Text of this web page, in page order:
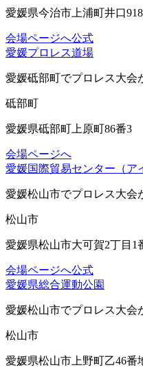
愛媛県今治市上浦町井口
会場ページへ公式
愛媛プロレス道場
愛媛砥部町でプロレス大会
砥部町
愛媛県砥部町上原町86番3
会場ページへ
愛媛国際貿易センター（ア
愛媛松山市でプロレス大会
松山市
愛媛県松山市大可賀2丁目1
会場ページへ公式
愛媛県総合運動公園
愛媛松山市でプロレス大会
松山市
愛媛県松山市上野町乙46番